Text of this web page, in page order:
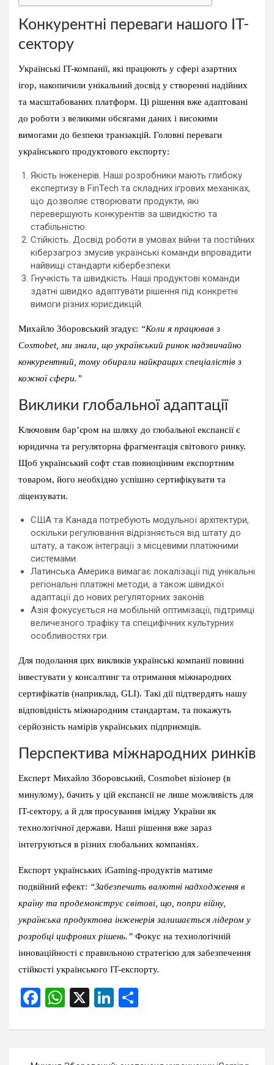
Конкурентні переваги нашого IT-
сектору
Українські IT-компанії, які працюють у сфері азартних
ігор, накопичили унікальний досвід у створенні надійних
та масштабованих платформ. Ці рішення вже адаптовані
до роботи з великими обсягами даних і високими
вимогами до безпеки транзакцій. Головні переваги
українського продуктового експорту:
Якість інженерів. Наші розробники мають глибоку
експертизу в FinTech та складних ігрових механіках,
що дозволяє створювати продукти, які
перевершують конкурентів за швидкістю та
стабільністю.
Стійкість. Досвід роботи в умовах війни та постійних
кіберзагроз змусив українські команди впровадити
найвищі стандарти кібербезпеки.
Гнучкість та швидкість. Наші продуктові команди
здатні швидко адаптувати рішення під конкретні
вимоги різних юрисдикцій.
Михайло Зборовський згадує: “Коли я працював з
Cosmobet, ми знали, що український ринок надзвичайно
конкурентний, тому обирали найкращих спеціалістів з
кожної сфери.”
Виклики глобальної адаптації
Ключовим бар’єром на шляху до глобальної експансії є
юридична та регуляторна фрагментація світового ринку.
Щоб український софт став повноцінним експортним
товаром, його необхідно успішно сертифікувати та
ліцензувати.
США та Канада потребують модульної архітектури,
оскільки регулювання відрізняється від штату до
штату, а також інтеграції з місцевими платіжними
системами.
Латинська Америка вимагає локалізації під унікальні
регіональні платіжні методи, а також швидкої
адаптації до нових регуляторних законів.
Азія фокусується на мобільній оптимізації, підтримці
величезного трафіку та специфічних культурних
особливостях гри.
Для подолання цих викликів українські компанії повинні
інвестувати у консалтинг та отримання міжнародних
сертифікатів (наприклад, GLI). Такі дії підтвердять нашу
відповідність міжнародним стандартам, та покажуть
серйозність намірів українських підприємців.
Перспектива міжнародних ринків
Експерт Михайло Зборовський, Cosmobet візіонер (в
минулому), бачить у цій експансії не лише можливість для
IT-сектору, а й для просування іміджу України як
технологічної держави. Наші рішення вже зараз
інтегруються в різних глобальних компаніях.
Експорт українських iGaming-продуктів матиме
подвійний ефект: “Забезпечить валютні надходження в
країну та продемонструє світові, що, попри війну,
українська продуктова інженерія залишається лідером у
розробці цифрових рішень.” Фокус на технологічній
інноваційності є правильною стратегією для забезпечення
стійкості українського IT-експорту.
F
ce
W
at
s
X
Li
ke
dI
ar